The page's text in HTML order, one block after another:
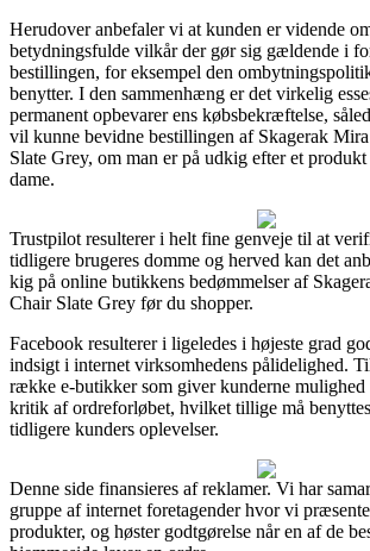
Herudover anbefaler vi at kunden er vidende
betydningsfulde vilkår der gør sig gældende i
bestillingen, for eksempel den
benytter. I den sammenhæng er det virkelig
permanent opbevarer ens købsbekræftelse,
vil kunne bevidne bestillingen af Skagerak
Slate Grey, om man er på udkig efter et
dame.
Trustpilot resulterer i helt fine genveje til at
tidligere brugeres domme og herved kan det
kig på online butikkens bedømmelser af
Chair Slate Grey før du shopper.
Facebook resulterer i ligeledes i højeste grad
indsigt i internet virksomhedens pålidelighed.
række e-butikker som giver kunderne mulighed
kritik af ordreforløbet, hvilket tillige må
tidligere kunders oplevelser.
Denne side finansieres af reklamer. Vi har
gruppe af internet foretagender hvor vi
produkter, og høster godtgørelse når en af de